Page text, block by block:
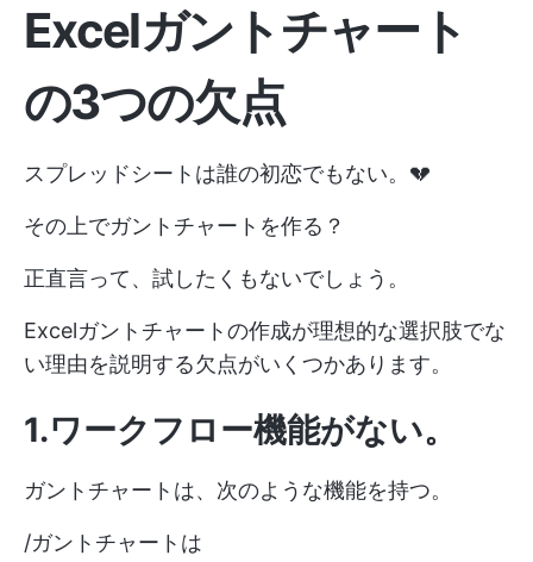
Excelガントチャート
の3つの欠点
スプレッドシートは誰の初恋でもない。💔
その上でガントチャートを作る？
正直言って、試したくもないでしょう。
Excelガントチャートの作成が理想的な選択肢でな
い理由を説明する欠点がいくつかあります。
1.ワークフロー機能がない。
ガントチャートは、次のような機能を持つ。
/ガントチャートは